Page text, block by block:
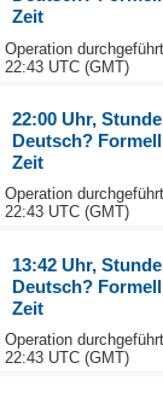
Zeit
Operation
22:43 UTC (GMT)
22:00 Uhr,
Deutsch?
Zeit
Operation
22:43 UTC (GMT)
13:42 Uhr,
Deutsch?
Zeit
Operation
22:43 UTC (GMT)